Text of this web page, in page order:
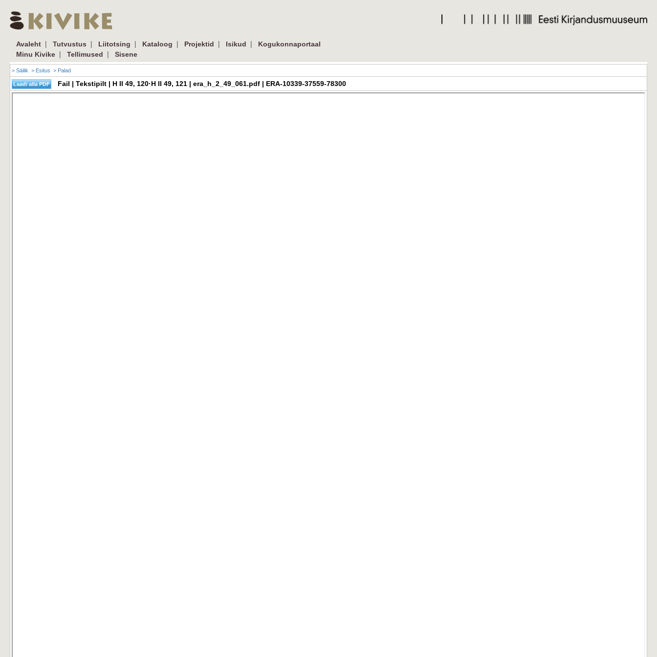
Avaleht | Tutvustus | Liitotsing | Kataloog | Projektid | Isikud |
Kogukonnaportaal
Minu Kivike | Tellimused | Sisene
> Säilik > Esitus > Palad
Fail | Tekstipilt | H II 49, 120·H II 49, 121 | era_h_2_49_061.pdf | ERA-10339-37559-78300